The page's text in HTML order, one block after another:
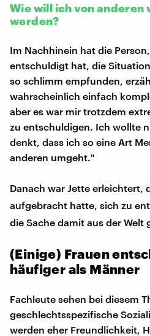
Wie will ich von anderen
werden?
Im Nachhinein hat die
entschuldigt hat, die
so schlimm empfunden,
wahrscheinlich einfach
aber es war mir trotzdem
zu entschuldigen. Ich wollte
denkt, dass ich so eine Art
anderen umgeht."
Danach war Jette erleichtert,
aufgebracht hatte, sich zu
die Sache damit aus der Welt
(Einige) Frauen
häufiger als Männer
Fachleute sehen bei diesem
geschlechtsspezifische
werden eher Freundlichkeit,